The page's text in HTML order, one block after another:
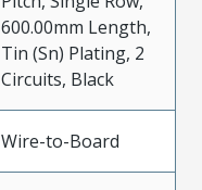
600.00mm Length,
Tin (Sn) Plating, 2
Circuits, Black
Wire-to-Board